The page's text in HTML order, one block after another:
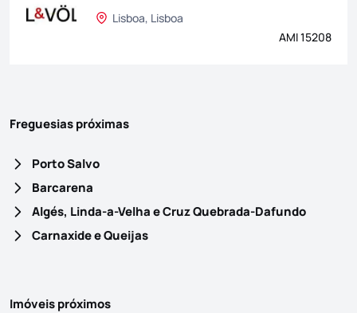
Lisboa, Lisboa
AMI 15208
Freguesias próximas
Porto Salvo
Barcarena
Algés, Linda-a-Velha e Cruz Quebrada-Dafundo
Carnaxide e Queijas
Imóveis próximos